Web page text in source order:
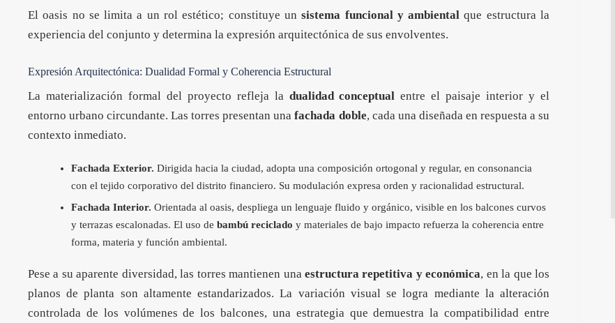
El oasis no se limita a un rol estético; constituye unsistema funcional y ambiental que estructura la
experiencia del conjunto y determina la expresión arquitectónica de sus envolventes.
Expresión Arquitectónica: Dualidad Formal y Coherencia Estructural
La materialización formal del proyecto refleja la dualidad conceptual entre el paisaje interior y el
entorno urbano circundante. Las torres presentan unafachada doble, cada una diseñada en respuesta a su
contexto inmediato.
Fachada Exterior. Dirigida hacia la ciudad, adopta una composición ortogonal y regular, en consonancia
con el tejido corporativo del distrito financiero. Su modulación expresa orden y racionalidad estructural.
Fachada Interior. Orientada al oasis, despliega un lenguaje fluido y orgánico, visible en los balcones curvos
y terrazas escalonadas. El uso debambú reciclado y materiales de bajo impacto refuerza la coherencia entre
forma, materia y función ambiental.
Pese a su aparente diversidad, las torres mantienen una estructura repetitiva y económica, en la que los
planos de planta son altamente estandarizados. La variación visual se logra mediante la alteración
controlada de los volúmenes de los balcones, una estrategia que demuestra la compatibilidad entre